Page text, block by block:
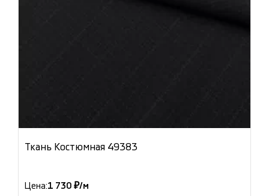
Ткань Костюмная 49383
Цена:1 730 ₽/м